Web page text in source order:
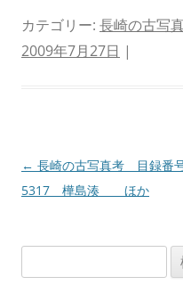
カテゴリー: 長崎の古写
2009年7月27日 |
投
稿
← 長崎の古写真考 目録番
5317 樺島湊 ほか
索: